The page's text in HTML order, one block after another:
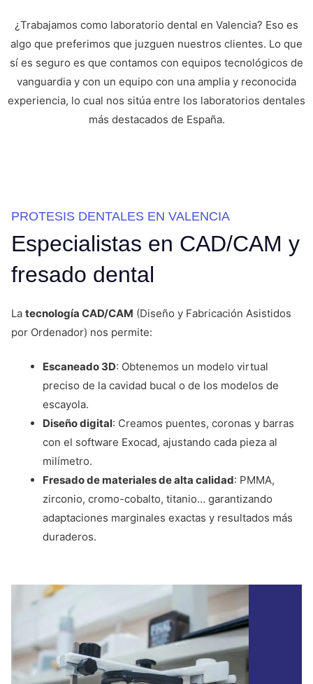
¿Trabajamos como laboratorio dental en Valencia? Eso es
algo que preferimos que juzguen nuestros clientes. Lo que
sí es seguro es que contamos con equipos tecnológicos de
vanguardia y con un equipo con una amplia y reconocida
experiencia, lo cual nos sitúa entre los laboratorios dentales
más destacados de España.
PROTESIS DENTALES EN VALENCIA
Especialistas en CAD/CAM y
fresado dental
La tecnología CAD/CAM (Diseño y Fabricación Asistidos
por Ordenador) nos permite:
Escaneado 3D: Obtenemos un modelo virtual
preciso de la cavidad bucal o de los modelos de
escayola.
Diseño digital: Creamos puentes, coronas y barras
con el software Exocad, ajustando cada pieza al
milímetro.
Fresado de materiales de alta calidad: PMMA,
zirconio, cromo-cobalto, titanio… garantizando
adaptaciones marginales exactas y resultados más
duraderos.